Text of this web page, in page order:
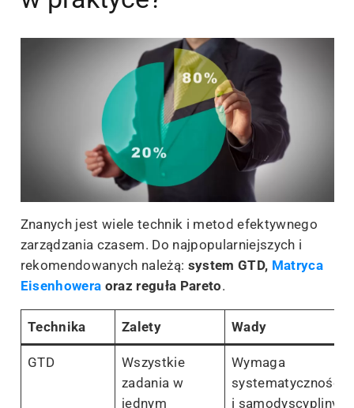
Znanych jest wiele technik i metod efektywnego
zarządzania czasem. Do najpopularniejszych i
rekomendowanych należą: system GTD, Matryca
Eisenhowera oraz reguła Pareto.
Technika Zalety Wady
GTD
Wszystkie
zadania w
jednym
Wymaga
systematyczności
i samodyscypliny